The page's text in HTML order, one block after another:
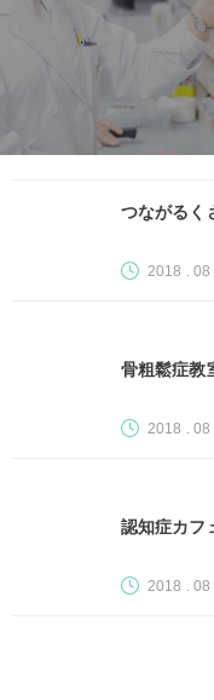
つながるく
2018 . 08
骨粗鬆症教
2018 . 08
認知症カフ
2018 . 08